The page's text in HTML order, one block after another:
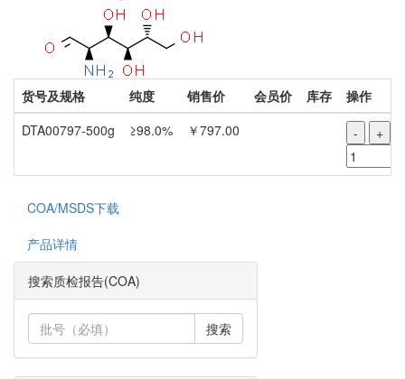
货号及规格 纯度 销售价 会员价 库存
操作
DTA00797-500g
≥98.0% ￥797.00 - +
COA/MSDS下载
产品详情
搜索质检报告(COA)
搜索